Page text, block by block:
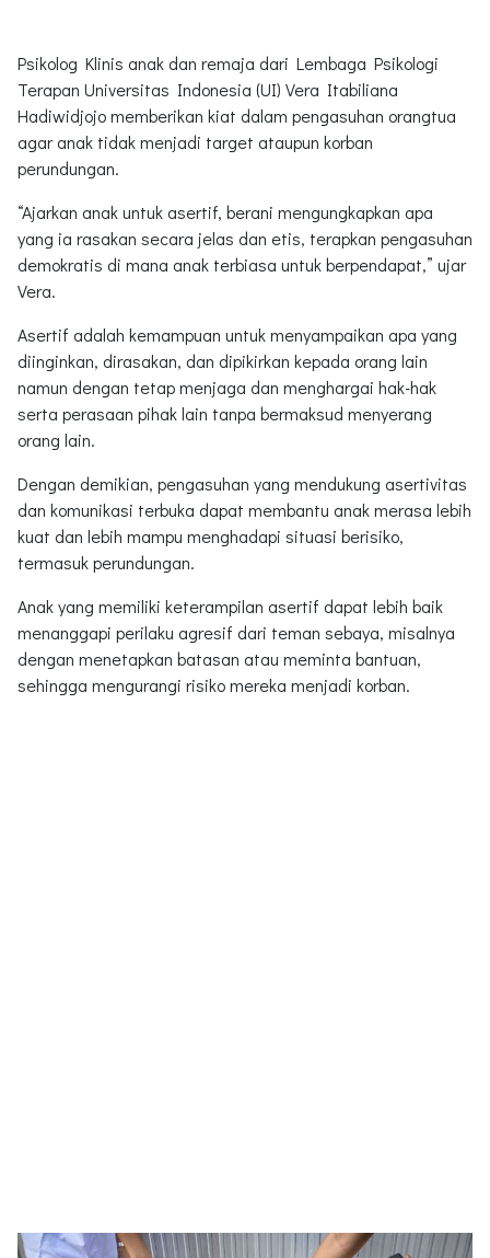
Psikolog Klinis anak dan remaja dari Lembaga Psikologi
Terapan Universitas Indonesia (UI) Vera Itabiliana
Hadiwidjojo memberikan kiat dalam pengasuhan orangtua
agar anak tidak menjadi target ataupun korban
perundungan.
“Ajarkan anak untuk asertif, berani mengungkapkan apa
yang ia rasakan secara jelas dan etis, terapkan pengasuhan
demokratis di mana anak terbiasa untuk berpendapat,” ujar
Vera.
Asertif adalah kemampuan untuk menyampaikan apa yang
diinginkan, dirasakan, dan dipikirkan kepada orang lain
namun dengan tetap menjaga dan menghargai hak-hak
serta perasaan pihak lain tanpa bermaksud menyerang
orang lain.
Dengan demikian, pengasuhan yang mendukung asertivitas
dan komunikasi terbuka dapat membantu anak merasa lebih
kuat dan lebih mampu menghadapi situasi berisiko,
termasuk perundungan.
Anak yang memiliki keterampilan asertif dapat lebih baik
menanggapi perilaku agresif dari teman sebaya, misalnya
dengan menetapkan batasan atau meminta bantuan,
sehingga mengurangi risiko mereka menjadi korban.